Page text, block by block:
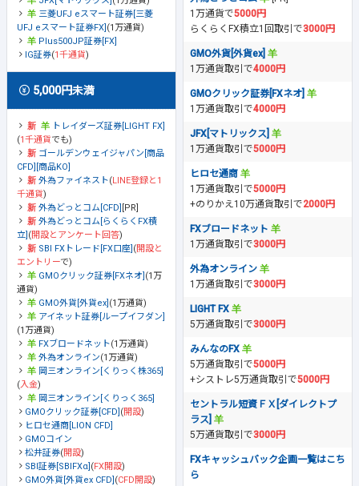
三菱UFJ eスマート証券[三菱
UFJ eスマート証券FX] (1万通貨)
Plus500JP証券[FX]
IG証券(1千通貨)
5,000円未満
トレイダーズ証券[LIGHT FX]
(1千通貨でも)
ゴールデンウェイジャパン[商品
CFD][商品KO]
外為ファイネスト(LINE登録と1
千通貨)
外為どっとコム[CFD] [PR]
外為どっとコム[らくらくFX積
立] (開設とアンケート回答)
SBI FXトレード[FX口座] (開設と
エントリーで)
GMOクリック証券[FXネオ] (1万
通貨)
GMO外貨[外貨ex] (1万通貨)
アイネット証券[ループイフダン]
(1万通貨)
FXブロードネット(1万通貨)
外為オンライン(1万通貨)
岡三オンライン[くりっく株365]
(入金)
岡三オンライン[くりっく365]
GMOクリック証券[CFD] (開設)
ヒロセ通商[LION CFD]
GMOコイン
松井証券(開設)
SBI証券[SBIFXα] (FX開設)
GMO外貨[外貨ex CFD] (CFD開設)
1万通貨で5000円
らくらくFX積立1回取引で3000円
GMO外貨[外貨ex]
1万通貨取引で4000円
GMOクリック証券[FXネオ]
1万通貨取引で4000円
JFX[マトリックス]
1万通貨取引で5000円
ヒロセ通商
1万通貨取引で5000円
+のりかえ10万通貨取引で2000円
FXブロードネット
1万通貨取引で3000円
外為オンライン
1万通貨取引で3000円
LIGHT FX
5万通貨取引で3000円
みんなのFX
5万通貨取引で5000円
+シストレ5万通貨取引で5000円
セントラル短資ＦＸ[ダイレクトプ
ラス]
5万通貨取引で3000円
FXキャッシュバック企画一覧はこち
ら